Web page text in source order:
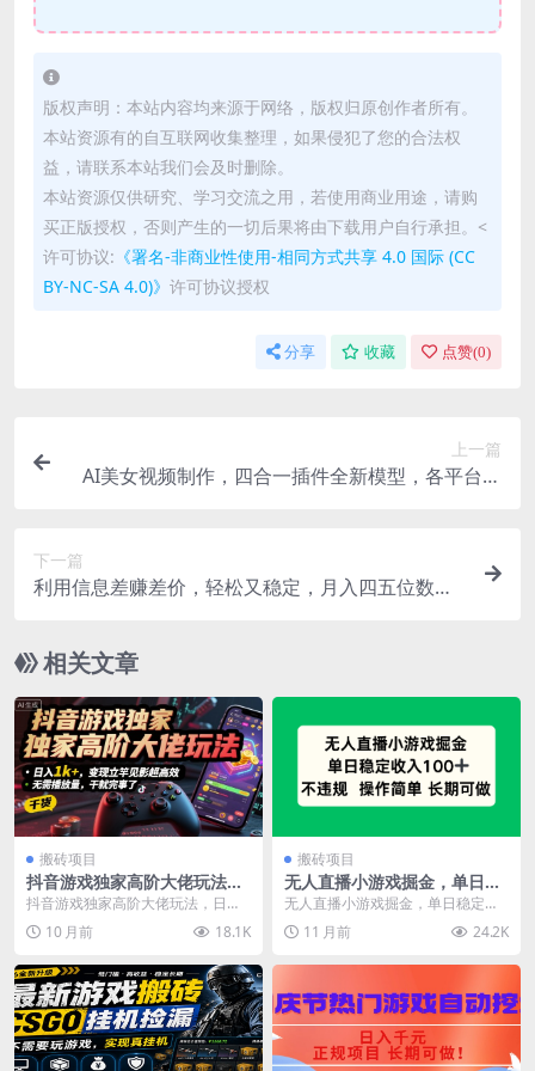
版权声明：本站内容均来源于网络，版权归原创作者所有。
本站资源有的自互联网收集整理，如果侵犯了您的合法权
益，请联系本站我们会及时删除。
本站资源仅供研究、学习交流之用，若使用商业用途，请购
买正版授权，否则产生的一切后果将由下载用户自行承担。<
许可协议: 《署名-非商业性使用-相同方式共享 4.0 国际 (CC
BY-NC-SA 4.0)》 许可协议授权
分享 收藏 点赞(0)
上一篇
AI美女视频制作，四合一插件全新模型，各平台暴
下一篇
利用信息差赚差价，轻松又稳定，月入四五位数
相关文章
搬砖项目
抖音游戏独家高阶大佬玩法，
日入1k+，变现立竿见影超高
【揭秘】
抖音游戏独家高阶大佬玩法，日入1
k+，变现立竿见影超高效，无需播
放量，干就完事了...
10 月前 18.1K
搬砖项目
无人直播小游戏掘金，单日稳
定收入100+，不违规操作简单
无人直播小游戏掘金，单日稳定收
入100+，不违规操作简单 长期可做
课程下载：
11 月前 24.2K